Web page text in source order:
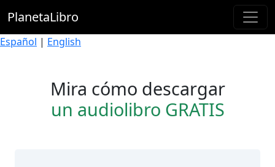
PlanetaLibro
Español | English
Mira cómo descargar
un audiolibro GRATIS